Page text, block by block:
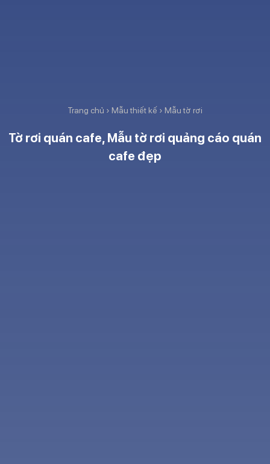
Trang chủ › Mẫu thiết kế › Mẫu tờ rơi
Tờ rơi quán cafe, Mẫu tờ rơi quảng cáo quán
cafe đẹp